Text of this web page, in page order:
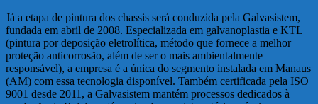
Já a etapa de pintura dos chassis será conduzida pela Galvasistem,
fundada em abril de 2008. Especializada em galvanoplastia e KTL
(pintura por deposição eletrolítica, método que fornece a melhor
proteção anticorrosão, além de ser o mais ambientalmente
responsável), a empresa é a única do segmento instalada em Manaus
(AM) com essa tecnologia disponível. Também certificada pela ISO
9001 desde 2011, a Galvasistem mantém processos dedicados à